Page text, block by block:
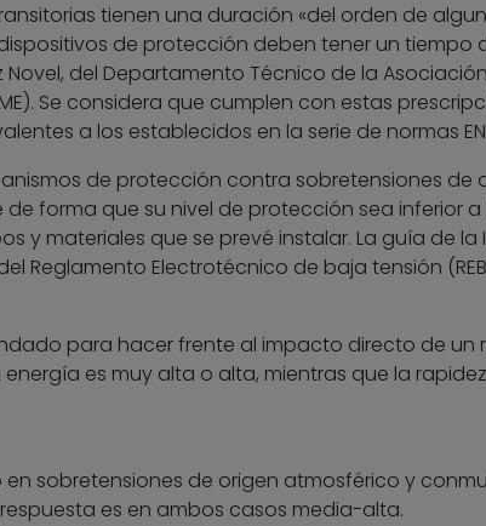
tienen una duración «del orden de
de protección deben tener un tiempo
Novel, del Departamento Técnico de la
Se considera que cumplen con estas
a los establecidos en la serie de normas EN
de protección contra sobretensiones de
forma que su nivel de protección sea inferior
y materiales que se prevé instalar. La guía de
Reglamento Electrotécnico de baja tensión
para hacer frente al impacto directo de un
es muy alta o alta, mientras que la
en sobretensiones de origen atmosférico y
es en ambos casos media-alta.